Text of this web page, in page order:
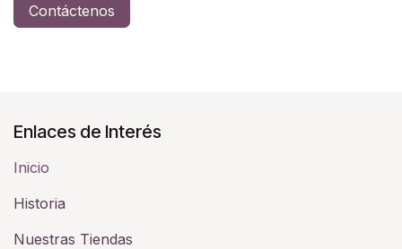
Contáctenos
Enlaces de Interés
Inicio
Historia​
Nuestras Tiendas